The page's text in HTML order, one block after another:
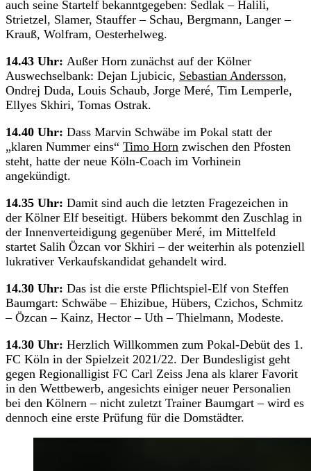
auch seine Startelf bekanntgegeben: Sedlak – Halili,
Strietzel, Slamer, Stauffer – Schau, Bergmann, Langer –
Krauß, Wolfram, Oesterhelweg.
14.43 Uhr: Außer Horn zunächst auf der Kölner
Auswechselbank: Dejan Ljubicic, Sebastian Andersson,
Ondrej Duda, Louis Schaub, Jorge Meré, Tim Lemperle,
Ellyes Skhiri, Tomas Ostrak.
14.40 Uhr: Dass Marvin Schwäbe im Pokal statt der
„klaren Nummer eins“ Timo Horn zwischen den Pfosten
steht, hatte der neue Köln-Coach im Vorhinein
angekündigt.
14.35 Uhr: Damit sind auch die letzten Fragezeichen in
der Kölner Elf beseitigt. Hübers bekommt den Zuschlag in
der Innenverteidigung gegenüber Meré, im Mittelfeld
startet Salih Özcan vor Skhiri – der weiterhin als potenziell
lukrativer Verkaufskandidat gehandelt wird.
14.30 Uhr: Das ist die erste Pflichtspiel-Elf von Steffen
Baumgart: Schwäbe – Ehizibue, Hübers, Czichos, Schmitz
– Özcan – Kainz, Hector – Uth – Thielmann, Modeste.
14.30 Uhr: Herzlich Willkommen zum Pokal-Debüt des 1.
FC Köln in der Spielzeit 2021/22. Der Bundesligist geht
gegen Regionalligist FC Carl Zeiss Jena als klarer Favorit
in den Wettbewerb, angesichts einiger neuer Personalien
bei den Kölnern – nicht zuletzt Trainer Baumgart – wird es
dennoch eine erste Prüfung für die Domstädter.